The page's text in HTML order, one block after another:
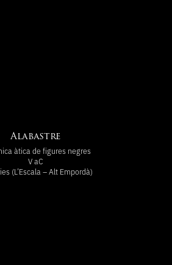
Alabastre
àtica de figures negres
V aC
(L’Escala – Alt Empordà)